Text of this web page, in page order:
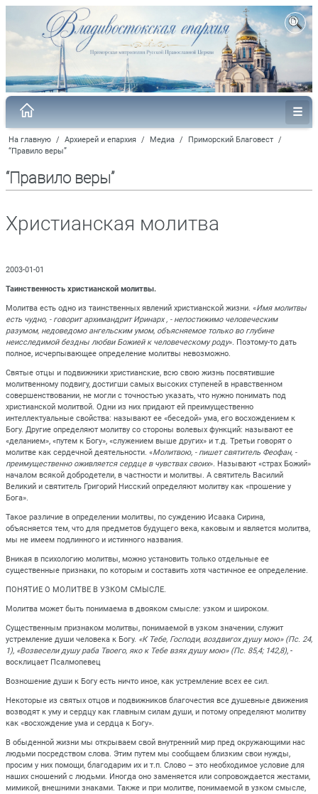
На главную / Архиерей и епархия / Медиа / Приморский Благовест /
“Правило веры”
“Правило веры”
Христианская молитва
2003-01-01
Таинственность христианской молитвы.
Молитва есть одно из таинственных явлений христианской жизни. «Имя молитвы
есть чудно, - говорит архимандрит Иринарх , - непостижимо человеческим
разумом, недоведомо ангельским умом, объясняемое только во глубине
неисследимой бездны любви Божией к человеческому роду». Поэтому-то дать
полное, исчерпывающее определение молитвы невозможно.
Святые отцы и подвижники христианские, всю свою жизнь посвятившие
молитвенному подвигу, достигши самых высоких ступеней в нравственном
совершенствовании, не могли с точностью указать, что нужно понимать под
христианской молитвой. Одни из них придают ей преимущественно
интеллектуальные свойства: называют ее «беседой» ума, его восхождением к
Богу. Другие определяют молитву со стороны волевых функций: называют ее
«деланием», «путем к Богу», «служением выше других» и т.д. Третьи говорят о
молитве как сердечной деятельности. «Молитвою, - пишет святитель Феофан, -
преимущественно оживляется сердце в чувствах своих». Называют «страх Божий»
началом всякой добродетели, в частности и молитвы. А святитель Василий
Великий и святитель Григорий Нисский определяют молитву как «прошение у
Бога».
Такое различие в определении молитвы, по суждению Исаака Сирина,
объясняется тем, что для предметов будущего века, каковым и является молитва,
мы не имеем подлинного и истинного названия.
Вникая в психологию молитвы, можно установить только отдельные ее
существенные признаки, по которым и составить хотя частичное ее определение.
ПОНЯТИЕ О МОЛИТВЕ В УЗКОМ СМЫСЛЕ.
Молитва может быть понимаема в двояком смысле: узком и широком.
Существенным признаком молитвы, понимаемой в узком значении, служит
устремление души человека к Богу. «К Тебе, Господи, воздвигох душу мою» (Пс. 24,
1), «Возвесели душу раба Твоего, яко к Тебе взях душу мою» (Пс. 85,4; 142,8) , -
восклицает Псалмопевец
Возношение души к Богу есть ничто иное, как устремление всех ее сил.
Некоторые из святых отцов и подвижников благочестия все душевные движения
возводят к уму и сердцу как главным силам души, и потому определяют молитву
как «восхождение ума и сердца к Богу».
В обыденной жизни мы открываем свой внутренний мир пред окружающими нас
людьми посредством слова. Этим путем мы сообщаем близким свои нужды,
просим у них помощи, благодарим их и т.п. Слово – это необходимое условие для
наших сношений с людьми. Иногда оно заменяется или сопровождается жестами,
мимикой, внешними знаками. Также и при молитве, понимаемой в узком смысле,